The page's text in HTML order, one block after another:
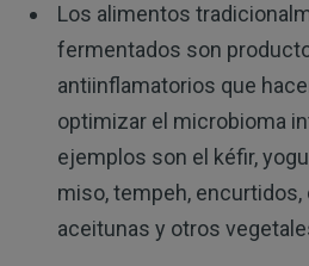
Los alimentos
fermentados son
antiinflamatorios que
optimizar el microbioma
ejemplos son el kéfir,
miso, tempeh, encurtidos,
aceitunas y otros